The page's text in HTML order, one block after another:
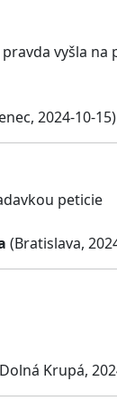
vyšla na
2024-10-15)
peticie
(Bratislava,
Krupá,